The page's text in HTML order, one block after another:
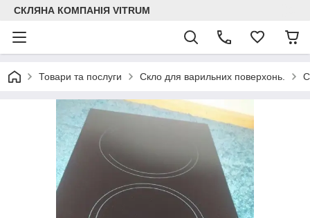
СКЛЯНА КОМПАНІЯ VITRUM
Товари та послуги Скло для варильних поверхонь.